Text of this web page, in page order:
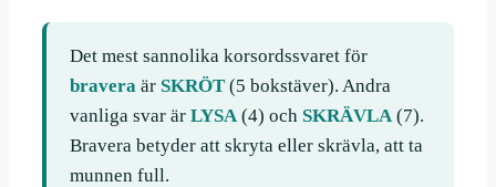
Det mest sannolika korsordssvaret för
braveraär SKRÖT(5 bokstäver). Andra
vanliga svar är LYSA(4) och SKRÄVLA(7).
Bravera betyder att skryta eller skrävla, att ta
munnen full.